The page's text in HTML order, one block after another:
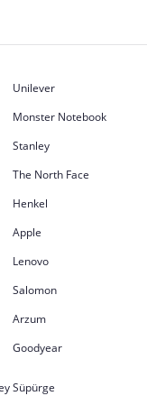
Unilever
Monster Notebook
Stanley
The North Face
Henkel
Apple
Lenovo
Salomon
Arzum
Goodyear
Süpürge